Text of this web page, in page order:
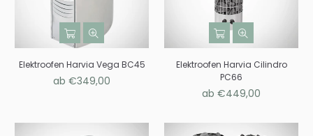
Elektroofen Harvia Vega BC45
ab €349,00
Elektroofen Harvia Cilindro
PC66
ab €449,00